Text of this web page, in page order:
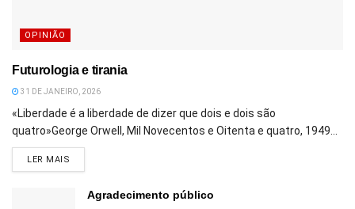
OPINIÃO
Futurologia e tirania
31 DE JANEIRO, 2026
«Liberdade é a liberdade de dizer que dois e dois são
quatro»George Orwell, Mil Novecentos e Oitenta e quatro, 1949...
LER MAIS
Agradecimento público